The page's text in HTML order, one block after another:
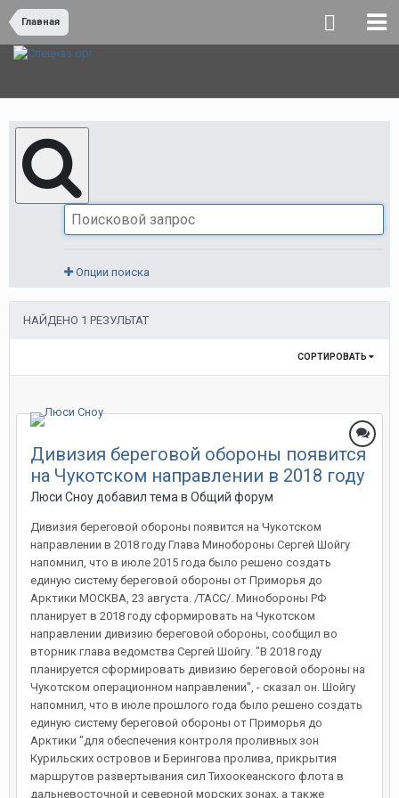
Главная
Опции поиска
НАЙДЕНО 1 РЕЗУЛЬТАТ
СОРТИРОВАТЬ
Дивизия береговой обороны появится
на Чукотском направлении в 2018 году
Люси Сноу добавил тема в Общий форум
Дивизия береговой обороны появится на Чукотском
направлении в 2018 году Глава Минобороны Сергей Шойгу
напомнил, что в июле 2015 года было решено создать
единую систему береговой обороны от Приморья до
Арктики МОСКВА, 23 августа. /ТАСС/. Минобороны РФ
планирует в 2018 году сформировать на Чукотском
направлении дивизию береговой обороны, сообщил во
вторник глава ведомства Сергей Шойгу. "В 2018 году
планируется сформировать дивизию береговой обороны на
Чукотском операционном направлении", - сказал он. Шойгу
напомнил, что в июле прошлого года было решено создать
единую систему береговой обороны от Приморья до
Арктики "для обеспечения контроля проливных зон
Курильских островов и Берингова пролива, прикрытия
маршрутов развертывания сил Тихоокеанского флота в
дальневосточной и северной морских зонах, а также